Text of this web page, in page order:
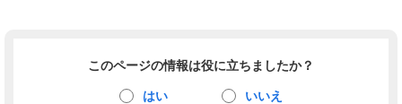
このページの情報は役に立ちましたか？
はい いいえ